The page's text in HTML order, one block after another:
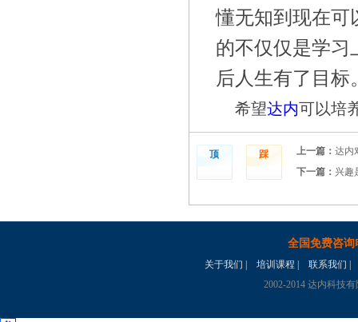
懂无知到现在可
的不仅仅是学习
后人生有了目标
希望达内可以培
顶 踩 上一篇： 达内
下一篇： 兴趣
全国免费咨询
关于我们 培训课程 联系我们
2002-2014 达内科技